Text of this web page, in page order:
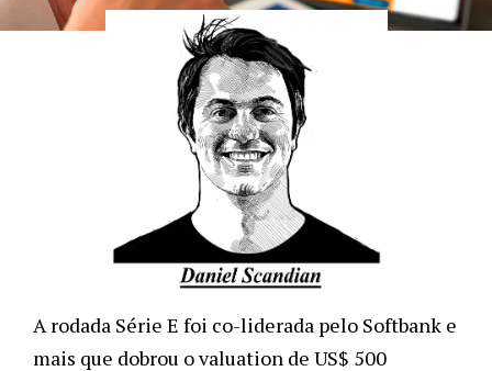
A rodada Série E foi co-liderada pelo Softbank e
mais que dobrou o valuation de US$ 500